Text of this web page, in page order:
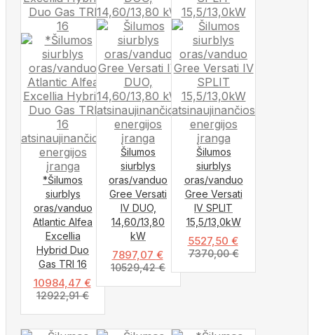
*Šilumos
siurblys
oras/vanduo
Atlantic Alfea
Excellia
Hybrid Duo
Gas TRI 16
10984,47 €
12922,91€
Šilumos
siurblys
oras/vanduo
Gree Versati
IV DUO,
14,60/13,80
kW
7897,07 €
10529,42€
Šilumos
siurblys
oras/vanduo
Gree Versati
IV SPLIT
15,5/13,0kW
5527,50 €
7370,00€